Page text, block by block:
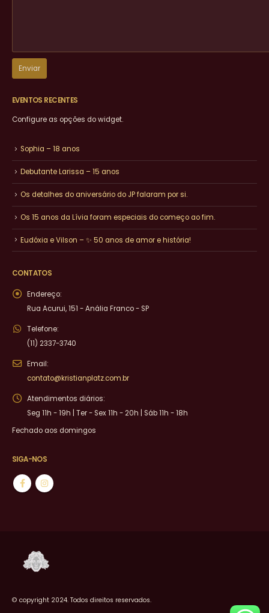
EVENTOS RECENTES
Configure as opções do widget.
Sophia – 18 anos
Debutante Larissa – 15 anos
Os detalhes do aniversário do JP falaram por si.
Os 15 anos da Lívia foram especiais do começo ao fim.
Eudóxia e Vilson – ✨ 50 anos de amor e história!
CONTATOS
Endereço:
Rua Acurui, 151 - Anália Franco - SP
Telefone:
(11) 2337-3740
Email:
contato@kristianplatz.com.br
Atendimentos diários:
Seg 11h - 19h | Ter - Sex 11h - 20h | Sáb 11h - 18h
Fechado aos domingos
SIGA-NOS
© copyright 2024. Todos direitos reservados.